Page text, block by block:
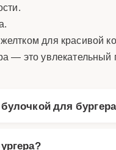
для красивой
— это
для